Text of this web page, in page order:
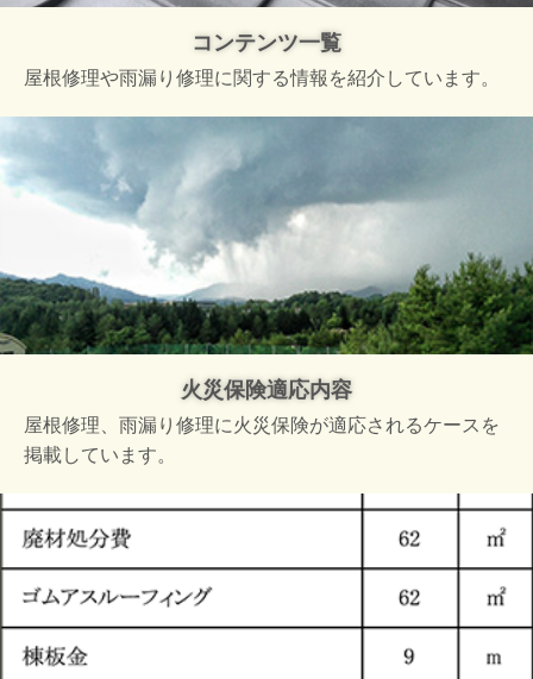
コンテンツ一覧
屋根修理や雨漏り修理に関する情報を紹介しています。
火災保険適応内容
屋根修理、雨漏り修理に火災保険が適応されるケースを
掲載しています。